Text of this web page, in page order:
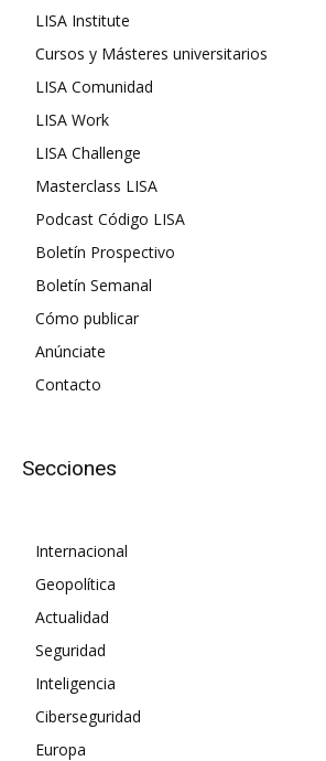
LISA Institute
Cursos y Másteres universitarios
LISA Comunidad
LISA Work
LISA Challenge
Masterclass LISA
Podcast Código LISA
Boletín Prospectivo
Boletín Semanal
Cómo publicar
Anúnciate
Contacto
Secciones
Internacional
Geopolítica
Actualidad
Seguridad
Inteligencia
Ciberseguridad
Europa